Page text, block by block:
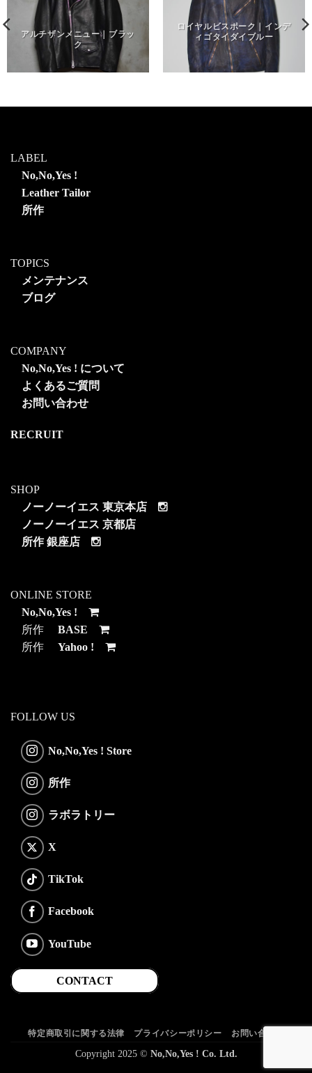
アルチザンメニュー｜ブラッ
ク
ロイヤルビスポーク｜インデ
ィゴタイダイブルー
LABEL
No,No,Yes !
Leather Tailor
所作
TOPICS
メンテナンス
ブログ
COMPANY
No,No,Yes ! について
よくあるご質問
お問い合わせ
RECRUIT
SHOP
ノーノーイエス 東京本店
ノーノーイエス 京都店
所作 銀座店
ONLINE STORE
No,No,Yes !
所作 BASE
所作 Yahoo !
FOLLOW US
No,No,Yes ! Store
所作
ラボラトリー
X
TikTok
Facebook
YouTube
CONTACT
特定商取引に関する法律 プライバシーポリシー お問い合わせ
Copyright 2025 © No,No,Yes ! Co. Ltd.